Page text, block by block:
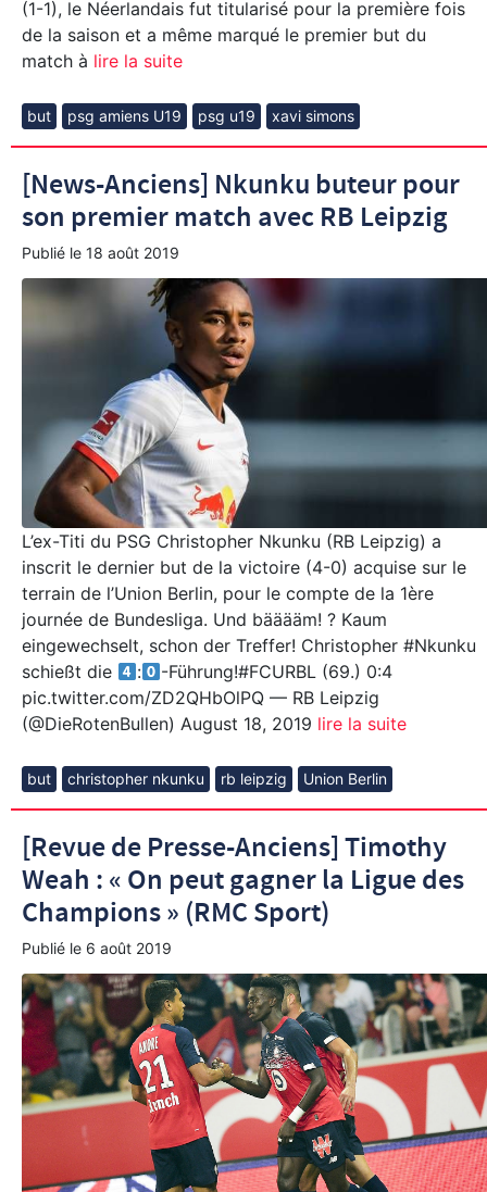
(1-1), le Néerlandais fut titularisé pour la première fois
de la saison et a même marqué le premier but du
match à lire la suite
but psg amiens U19 psg u19 xavi simons
[News-Anciens] Nkunku buteur pour
son premier match avec RB Leipzig
Publié le 18 août 2019
L’ex-Titi du PSG Christopher Nkunku (RB Leipzig) a
inscrit le dernier but de la victoire (4-0) acquise sur le
terrain de l’Union Berlin, pour le compte de la 1ère
journée de Bundesliga. Und bääääm! ? Kaum
eingewechselt, schon der Treffer! Christopher #Nkunku
schießt die
:
-Führung!#FCURBL (69.) 0:4
pic.twitter.com/ZD2QHbOlPQ — RB Leipzig
(@DieRotenBullen) August 18, 2019 lire la suite
but christopher nkunku rb leipzig Union Berlin
[Revue de Presse-Anciens] Timothy
Weah : « On peut gagner la Ligue des
Champions » (RMC Sport)
Publié le 6 août 2019